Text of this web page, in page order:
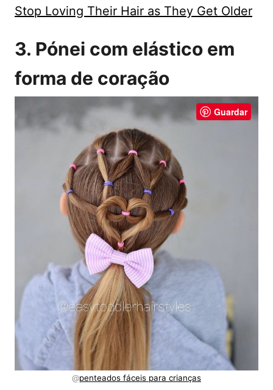
Stop Loving Their Hair as They Get Older
3. Pónei com elástico em
forma de coração
Guardar
@penteados fáceis para crianças